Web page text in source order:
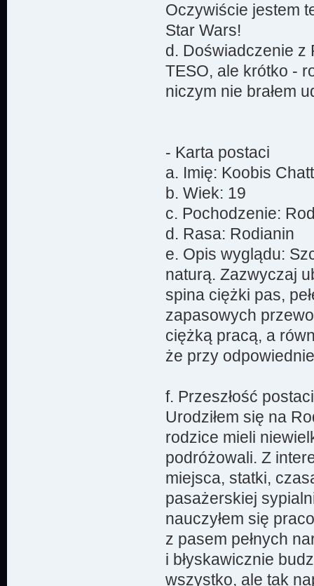
Oczywiście jestem
Star Wars!
d. Doświadczenie z
TESO, ale krótko -
niczym nie brałem
- Karta postaci
a. Imię: Koobis
b. Wiek: 19
c. Pochodzenie:
d. Rasa: Rodianin
e. Opis wyglądu:
naturą. Zazwyczaj
spina ciężki pas,
zapasowych
ciężką pracą, a
że przy
f. Przeszłość
Urodziłem się na
rodzice mieli
podróżowali. Z
miejsca, statki,
pasażerskiej
nauczyłem się
z pasem pełnych
i błyskawicznie
wszystko, ale tak